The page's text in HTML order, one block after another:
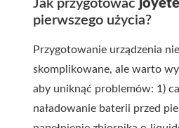
Jak przygotować
pierwszego użycia?
Przygotowanie urządzenia
skomplikowane, ale warto
aby uniknąć problemów: 1)
naładowanie baterii przed